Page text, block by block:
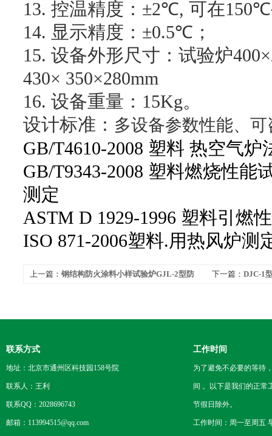
13. 控温精度：±2℃, 可在150℃
14. 显示精度：±0.5℃；
15. 设备外形尺寸：试验炉400×
430× 350×280mm
16. 设备重量： 15Kg。
设计标准： 多设备参数性能、可
GB/T4610-2008 塑料 热空气
GB/T9343-2008 塑料燃烧性能
测定
ASTM D 1929-1996 塑料引燃
ISO 871-2006塑料.用热风炉测
上一篇： 钢结构防火涂料小样试验炉GJL-2型防
下一篇： DJC-1
联系方式
地址：北京市通州区科技园158号院
联系人：王利
联系QQ：2028696743
邮箱：113994515@qq.com
工作时间
为了避免不必要的等待
间 。以下是我们的正常
节假日除外。
工作时间：周一至周五